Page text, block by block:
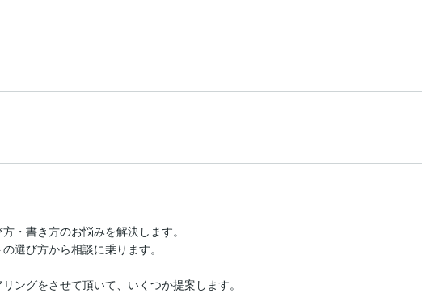
・書き方のお悩みを解決します。
選び方から相談に乗ります。
ングをさせて頂いて、いくつか提案します。